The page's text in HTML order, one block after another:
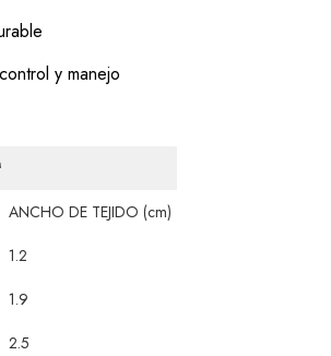
y manejo
ANCHO DE TEJIDO (cm)
1.2
1.9
2.5